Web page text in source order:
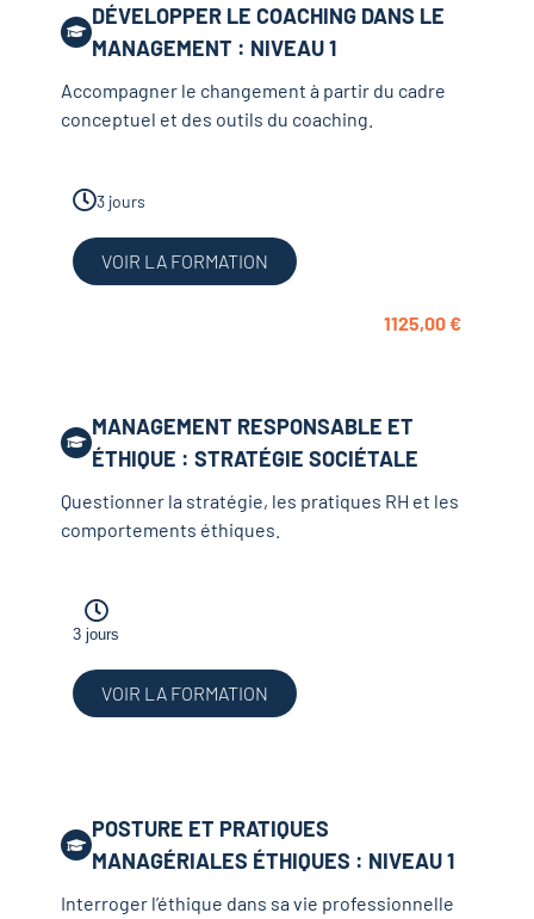
DÉVELOPPER LE COACHING DANS LE
MANAGEMENT : NIVEAU 1
Accompagner le changement à partir du cadre
conceptuel et des outils du coaching.
3 jours
VOIR LA FORMATION
1125,00€
MANAGEMENT RESPONSABLE ET
ÉTHIQUE : STRATÉGIE SOCIÉTALE
Questionner la stratégie, les pratiques RH et les
comportements éthiques.
3 jours
VOIR LA FORMATION
POSTURE ET PRATIQUES
MANAGÉRIALES ÉTHIQUES : NIVEAU 1
Interroger l’éthique dans sa vie professionnelle